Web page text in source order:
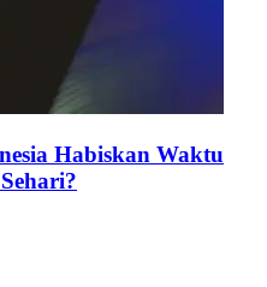
Habiskan Waktu